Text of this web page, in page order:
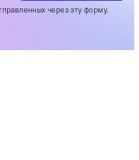
через эту форму.